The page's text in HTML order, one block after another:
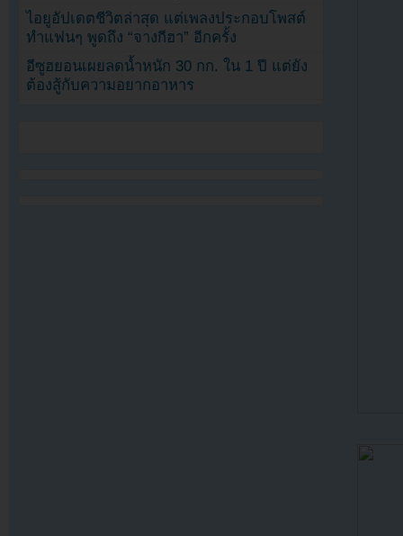
ไอยูอัปเดตชีวิตล่าสุด แต่เพลงประกอบโพสต์
ทำแฟนๆ พูดถึง “จางกีฮา” อีกครั้ง
อีซูฮยอนเผยลดน้ำหนัก 30 กก. ใน 1 ปี แต่ยัง
ต้องสู้กับความอยากอาหาร